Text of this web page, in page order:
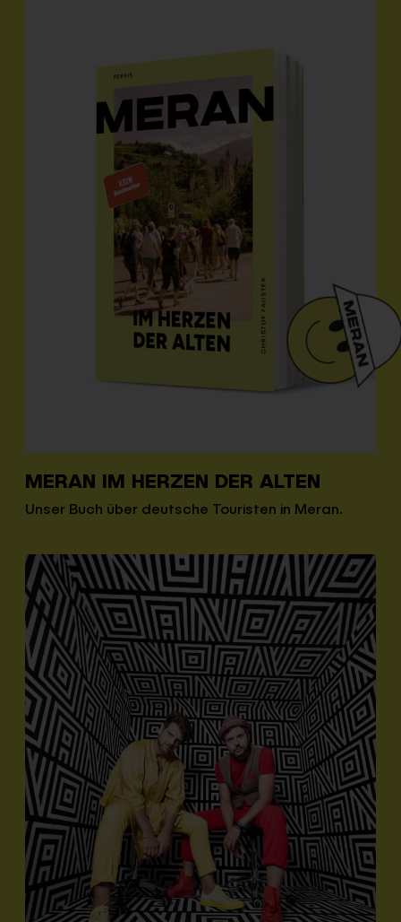
MERAN IM HERZEN DER ALTEN
Unser Buch über deutsche Touristen in Meran.